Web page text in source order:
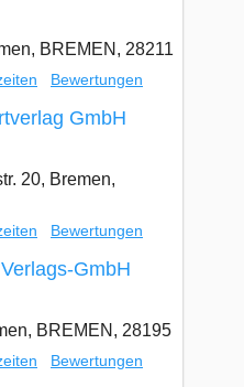
BREMEN, 28211
Bewertungen
GmbH
20, Bremen,
Bewertungen
GmbH
BREMEN, 28195
Bewertungen